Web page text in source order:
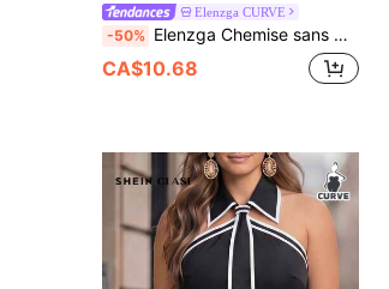
Elenzga CURVE
-50% Elenzga Chemise sans manches élégante et oversize à patchwork rayé, convenant pour le travail
CA$10.68